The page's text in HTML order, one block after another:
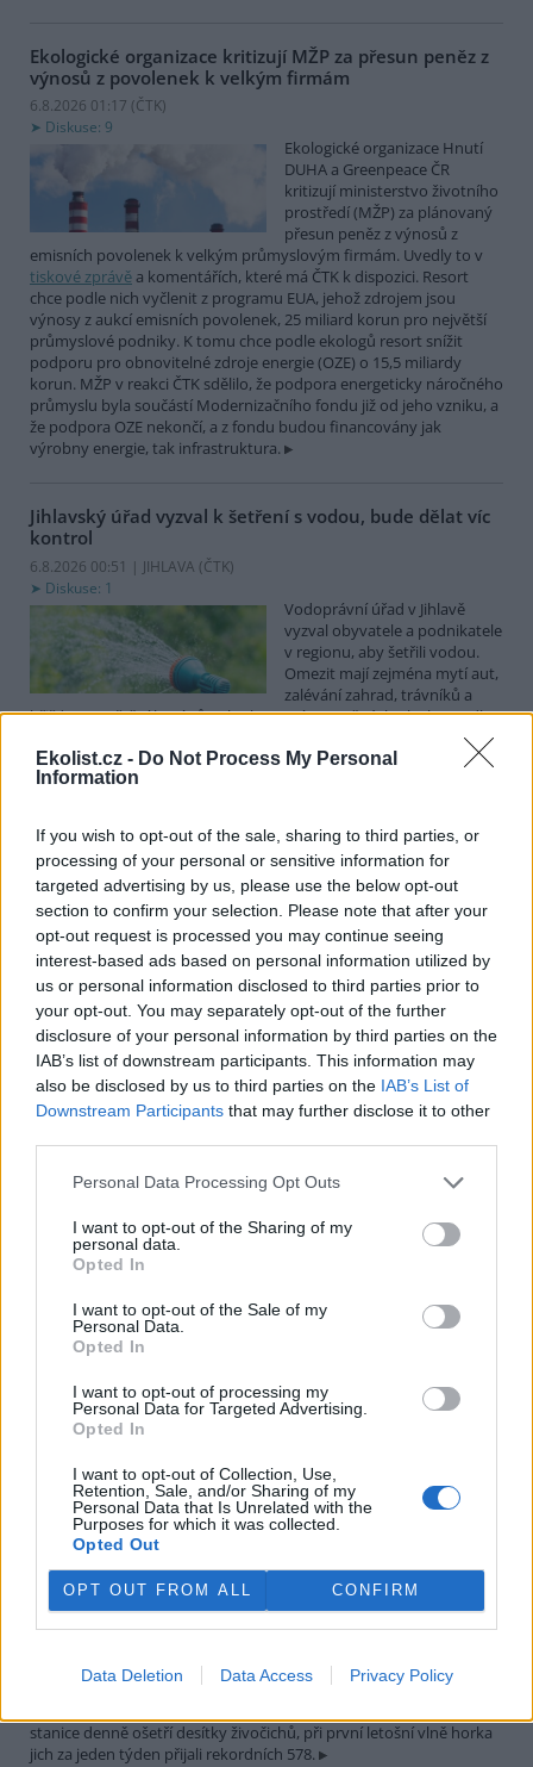
Ekolist.cz - Do Not Process My Personal
Information
If you wish to opt-out of the sale, sharing to third parties, or
processing of your personal or sensitive information for
targeted advertising by us, please use the below opt-out
section to confirm your selection. Please note that after your
opt-out request is processed you may continue seeing
interest-based ads based on personal information utilized by
us or personal information disclosed to third parties prior to
your opt-out. You may separately opt-out of the further
disclosure of your personal information by third parties on the
IAB’s list of downstream participants. This information may
also be disclosed by us to third parties on the IAB’s List of
Downstream Participants that may further disclose it to other
Personal Data Processing Opt Outs
I want to opt-out of the Sharing of my
personal data.
Opted In
I want to opt-out of the Sale of my
Personal Data.
Opted In
I want to opt-out of processing my
Personal Data for Targeted Advertising.
Opted In
I want to opt-out of Collection, Use,
Retention, Sale, and/or Sharing of my
Personal Data that Is Unrelated with the
Purposes for which it was collected.
Opted Out
OPT OUT FROM ALL CONFIRM
Data Deletion Data Access Privacy Policy
Ekologické organizace kritizují MŽP za přesun peněz z
výnosů z povolenek k velkým firmám
6.8.2026 01:17 (ČTK)
Diskuse: 9
Ekologické organizace Hnutí
DUHA a Greenpeace ČR
kritizují ministerstvo životního
prostředí (MŽP) za plánovaný
přesun peněz z výnosů z
emisních povolenek k velkým průmyslovým firmám. Uvedly to v
tiskové zprávě a komentářích, které má ČTK k dispozici. Resort
chce podle nich vyčlenit z programu EUA, jehož zdrojem jsou
výnosy z aukcí emisních povolenek, 25 miliard korun pro největší
průmyslové podniky. K tomu chce podle ekologů resort snížit
podporu pro obnovitelné zdroje energie (OZE) o 15,5 miliardy
korun. MŽP v reakci ČTK sdělilo, že podpora energeticky náročného
průmyslu byla součástí Modernizačního fondu již od jeho vzniku, a
že podpora OZE nekončí, a z fondu budou financovány jak
výrobny energie, tak infrastruktura.
Jihlavský úřad vyzval k šetření s vodou, bude dělat víc
kontrol
6.8.2026 00:51 | JIHLAVA (ČTK)
Diskuse: 1
Vodoprávní úřad v Jihlavě
vyzval obyvatele a podnikatele
v regionu, aby šetřili vodou.
Omezit mají zejména mytí aut,
zalévání zahrad, trávníků a
hřišť, napouštění bazénů nebo kropení zpevněných ploch, uvedl
kontrolovat povolené odběry. Výzva k šetření vodou platí pro
všechny obce spadající pod Jihlavu jako obec s rozšířenou
Celníci odhalili gang překupníků papoušků, zajistili
stovku ptáků
5.8.2026 20:13 (ČTK)
Celníci odhalili gang
překupníků chráněných druhů
papoušků působící v několika
krajích a zajistili asi stovku
ptáků. S odchytem a
zajištěním zvířat celníkům pomohly zoo v Praze, Zlíně a Ostravě. V
ostravské zahradě také papoušci nalezli dočasné útočiště. V
tiskové zprávě nawebucelníků to oznámila mluvčí Celní správy ČR
Martina Kaňková. Případem se zabývá policie.
Island vyhostí aktivisty bojující proti lovu velryb,
5.8.2026 19:54 (ČTK)
Islandské úřady nařídily
poté, co minulý týden
jejich loď, která pronásledovala velrybářské plavidlo. Pasažéři lodi
Watsona jsou od té doby zadržováni v Reykjavíku. Sám Watson na
palubě nebyl. Píše o tom agentura AFP s odvoláním na islandskou
Záchranná stanice v Praze přijímá kvůli vedrům více
volně žijících zvířat
Kvůli vysokým letním
teplotám pracovníci pražské
záchranné stanice pro volně
zvířat, nejčastěji
dehydratovaná a vysílená mláďata ptáků nebo veverek. ČTK to
stanice denně ošetří desítky živočichů, při první letošní vlně horka
jich za jeden týden přijali rekordních 578.